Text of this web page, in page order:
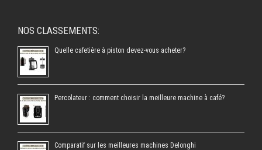
NOS CLASSEMENTS:
Quelle cafetière à piston devez-vous acheter?
Percolateur : comment choisir la meilleure machine à café?
Comparatif sur les meilleures machines Delonghi